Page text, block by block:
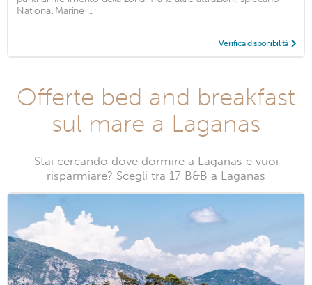
National Marine ...
Verifica disponibilità
Offerte bed and breakfast
sul mare a Laganas
Stai cercando dove dormire a Laganas e vuoi
risparmiare? Scegli tra 17 B&B a Laganas